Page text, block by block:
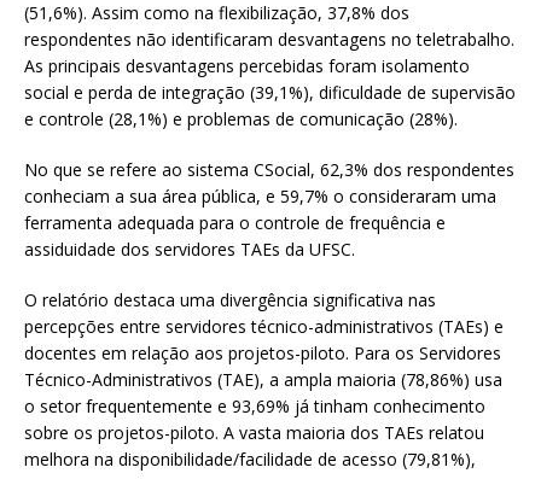
(51,6%). Assim como na flexibilização, 37,8% dos
respondentes não identificaram desvantagens no teletrabalho.
As principais desvantagens percebidas foram isolamento
social e perda de integração (39,1%), dificuldade de supervisão
e controle (28,1%) e problemas de comunicação (28%).
No que se refere ao sistema CSocial, 62,3% dos respondentes
conheciam a sua área pública, e 59,7% o consideraram uma
ferramenta adequada para o controle de frequência e
assiduidade dos servidores TAEs da UFSC.
O relatório destaca uma divergência significativa nas
percepções entre servidores técnico-administrativos (TAEs) e
docentes em relação aos projetos-piloto. Para os Servidores
Técnico-Administrativos (TAE), a ampla maioria (78,86%) usa
o setor frequentemente e 93,69% já tinham conhecimento
sobre os projetos-piloto. A vasta maioria dos TAEs relatou
melhora na disponibilidade/facilidade de acesso (79,81%),